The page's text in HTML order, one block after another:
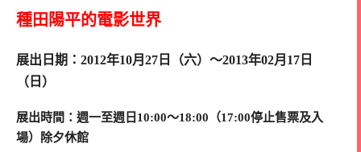
種田陽平的電影世界
展出日期：2012年10月27日（六）～2013年02月17日
（日）
展出時間：週一至週日10:00～18:00（17:00停止售票及入
場）除夕休館